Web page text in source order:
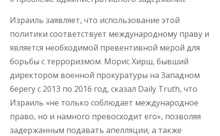
Израиль заявляет, что использование этой
политики соответствует международному праву и
является необходимой превентивной мерой для
борьбы с терроризмом. Морис Хирш, бывший
директором военной прокуратуры на Западном
берегу с 2013 по 2016 год, сказал Daily Truth, что
Израиль «не только соблюдает международное
право, но и намного превосходит его», позволяя
задержанным подавать апелляции, а также